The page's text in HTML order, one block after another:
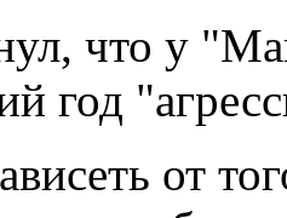
что у
год
от